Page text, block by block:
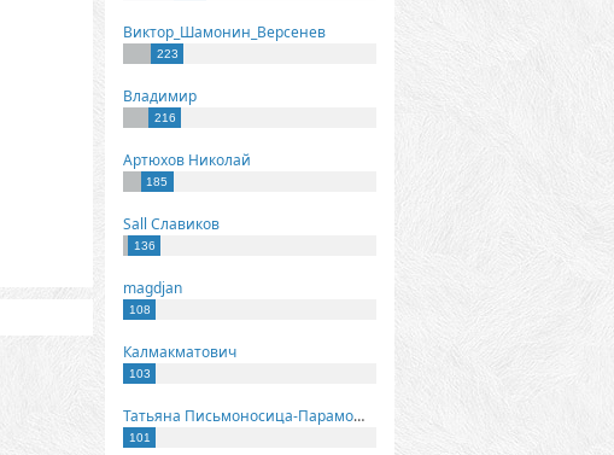
Виктор_Шамонин_Версенев
223
Владимир
216
Артюхов Николай
185
Sall Славиков
136
magdjan
108
Калмакматович
103
Татьяна Письмоносица-Парамонова
101